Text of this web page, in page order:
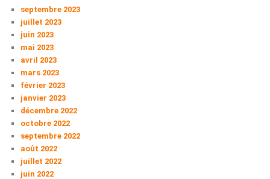
septembre 2023
juillet 2023
juin 2023
mai 2023
avril 2023
mars 2023
février 2023
janvier 2023
décembre 2022
octobre 2022
septembre 2022
août 2022
juillet 2022
juin 2022